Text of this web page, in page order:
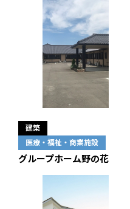
建築
医療・福祉・商業施設
グループホーム野の花